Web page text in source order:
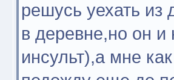
решусь уехать
в деревне,но он
инсульт),а мне